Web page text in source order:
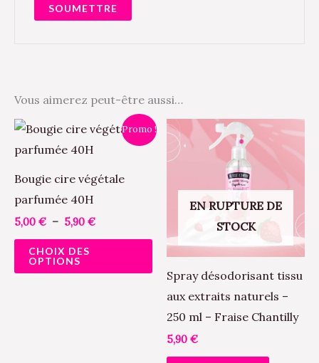
Vous aimerez peut-être aussi…
Promo !
Bougie cire végétale
parfumée 40H
5,00 € – 5,90 €
Plage
de
à
5,90 €
CHOIX DES
OPTIONS
Ce
produit
plusieurs
variations.
peuvent
être
choisies
sur
EN RUPTURE DE
STOCK
Spray désodorisant tissu
aux extraits naturels –
250 ml – Fraise Chantilly
5,90 €